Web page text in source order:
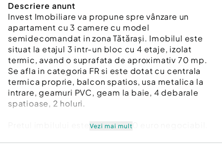
Descriere anunt
Invest Imobiliare va propune spre vânzare un
apartament cu 3 camere cu model
semidecomandat in zona Tătărași. Imobilul este
situat la etajul 3 intr-un bloc cu 4 etaje, izolat
termic, avand o suprafata de aproximativ 70 mp.
Se afla in categoria FR si este dotat cu centrala
termica proprie, balcon spatios, usa metalica la
intrare, geamuri PVC, geam la baie, 4 debarale
spatioase, 2 holuri.
Pretul imbilului este de 113.000 euro negociabil.
Vezi mai mult